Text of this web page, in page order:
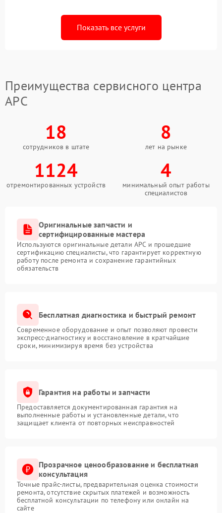
Показать все услуги
Преимущества сервисного центра
APC
18
сотрудников в штате
8
лет на рынке
1124
отремонтированных устройств
4
минимальный опыт работы
специалистов
Оригинальные запчасти и
сертифицированные мастера
Используются оригинальные детали APC и прошедшие
сертификацию специалисты, что гарантирует корректную
работу после ремонта и сохранение гарантийных
обязательств
Бесплатная диагностика и быстрый ремонт
Современное оборудование и опыт позволяют провести
экспресс-диагностику и восстановление в кратчайшие
сроки, минимизируя время без устройства
Гарантия на работы и запчасти
Предоставляется документированная гарантия на
выполненные работы и установленные детали, что
защищает клиента от повторных неисправностей
Прозрачное ценообразование и бесплатная
консультация
Точные прайс-листы, предварительная оценка стоимости
ремонта, отсутствие скрытых платежей и возможность
бесплатной консультации по телефону или онлайн на
сайте